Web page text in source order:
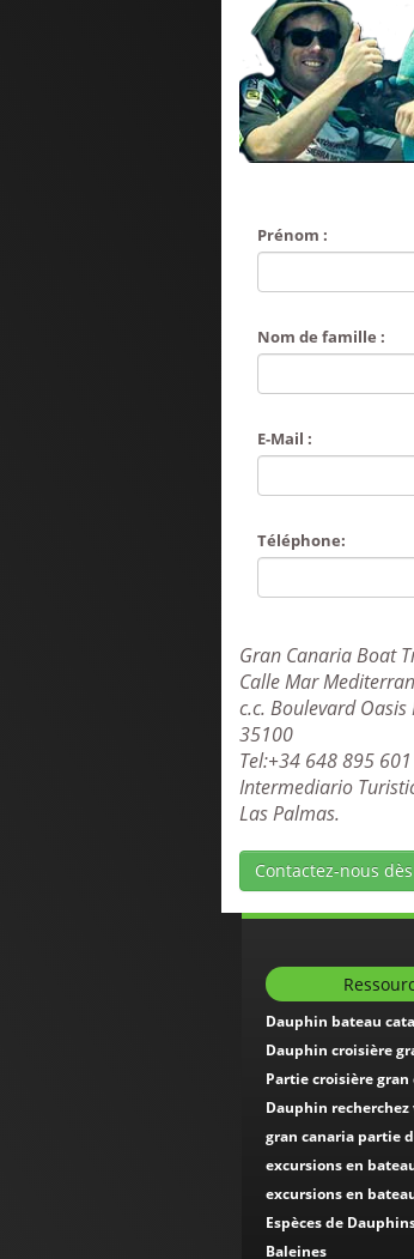
Prénom :
Nom de famille :
E-Mail :
Téléphone:
Gran Canaria Boat
Calle Mar
c.c. Boulevard Oasis
35100
Tel:+34 648 895
Intermediario
Las Palmas.
Contactez-nous
Dauphin bateau
Dauphin croisière
Partie croisière gran
Dauphin recherchez
gran canaria partie
excursions en
excursions en
Espèces de
Baleines